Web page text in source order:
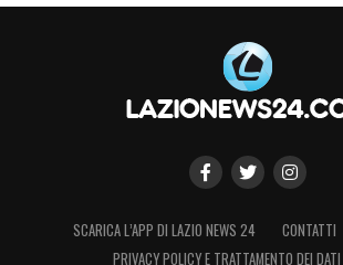
SCARICA L’APP DI LAZIO NEWS 24 CONTATTI
PRIVACY POLICY E TRATTAMENTO DEI